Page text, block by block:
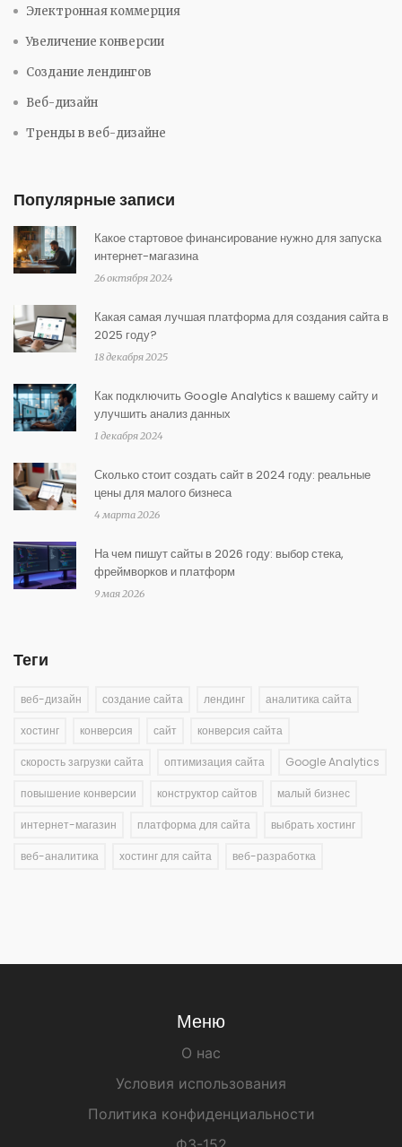
Электронная коммерция
Увеличение конверсии
Создание лендингов
Веб-дизайн
Тренды в веб-дизайне
Популярные записи
Какое стартовое финансирование нужно для запуска
интернет-магазина
26 октября 2024
Какая самая лучшая платформа для создания сайта в
2025 году?
18 декабря 2025
Как подключить Google Analytics к вашему сайту и
улучшить анализ данных
1 декабря 2024
Сколько стоит создать сайт в 2024 году: реальные
цены для малого бизнеса
4 марта 2026
На чем пишут сайты в 2026 году: выбор стека,
фреймворков и платформ
9 мая 2026
Теги
веб-дизайн создание сайта лендинг аналитика сайта
хостинг конверсия сайт конверсия сайта
скорость загрузки сайта оптимизация сайта Google Analytics
повышение конверсии конструктор сайтов малый бизнес
интернет-магазин платформа для сайта выбрать хостинг
веб-аналитика хостинг для сайта веб-разработка
Меню
О нас
Условия использования
Политика конфиденциальности